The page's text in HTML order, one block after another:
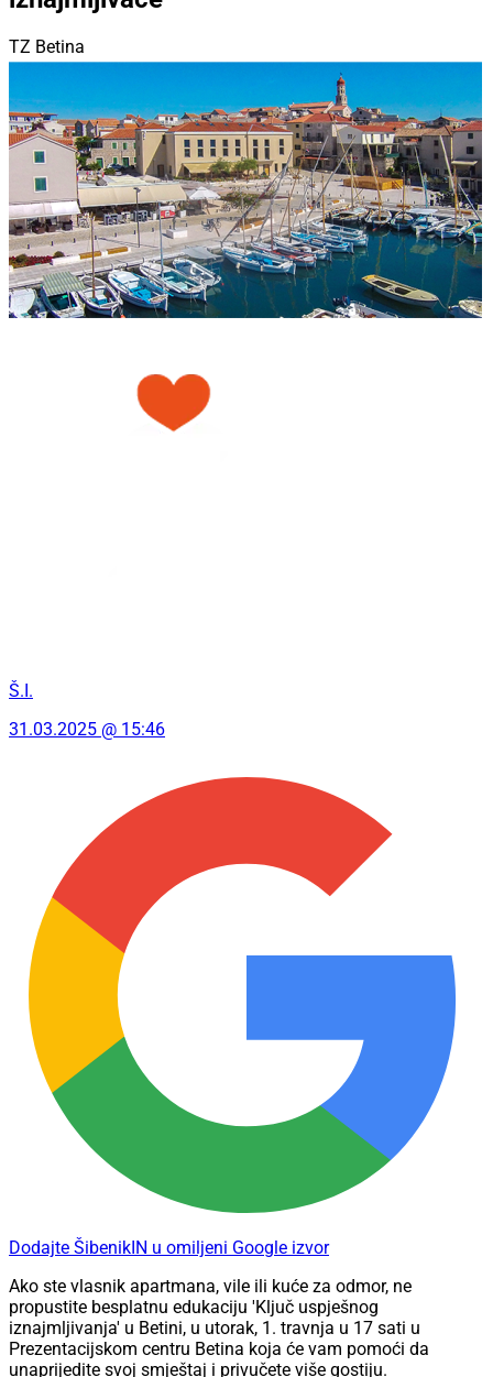
TZ Betina
Š.I.
31.03.2025 @ 15:46
Dodajte ŠibenikIN u omiljeni Google izvor
Ako ste vlasnik apartmana, vile ili kuće za odmor, ne
propustite besplatnu edukaciju 'Ključ uspješnog
iznajmljivanja' u Betini, u utorak, 1. travnja u 17 sati u
Prezentacijskom centru Betina koja će vam pomoći da
unaprijedite svoj smještaj i privučete više gostiju.